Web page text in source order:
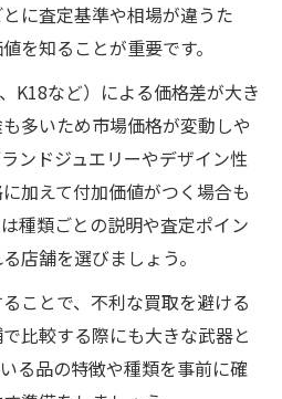
に査定基準や相場が違うた
を知ることが重要です。
K18など）による価格差が大き
多いため市場価格が変動しや
ンドジュエリーやデザイン性
加えて付加価値がつく場合も
種類ごとの説明や査定ポイン
店舗を選びましょう。
ことで、不利な買取を避ける
比較する際にも大きな武器と
る品の特徴や種類を事前に確